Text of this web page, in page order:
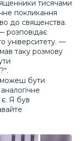
тисячами
покликання
до священства.
розповідає
університету. —
таку розмову
бути
є. Я був